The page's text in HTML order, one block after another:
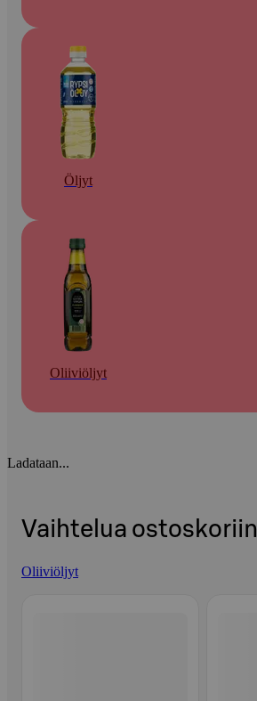
Öljyt
Oliiviöljyt
Ladataan...
Vaihtelua ostoskoriin
Oliiviöljyt